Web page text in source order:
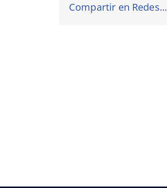
Compartir en Redes...